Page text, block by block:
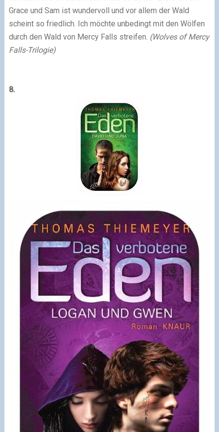
Grace und Sam ist wundervoll und vor allem der Wald
scheint so friedlich. Ich möchte unbedingt mit den Wölfen
durch den Wald von Mercy Falls streifen. (Wolves of Mercy
Falls-Trilogie)
8.